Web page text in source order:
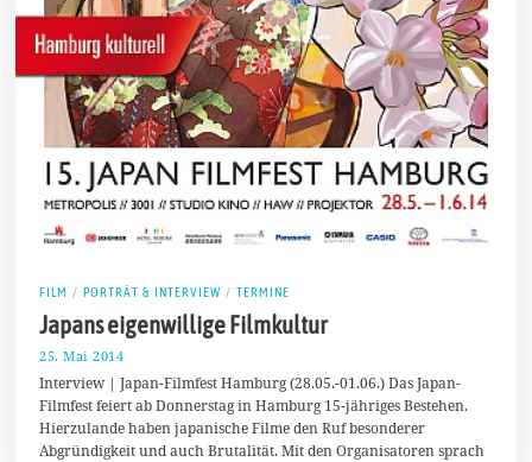
FILM / PORTRÄT & INTERVIEW / TERMINE
Japans eigenwillige Filmkultur
25. Mai 2014
.
J
u
n
i
Interview | Japan-Filmfest Hamburg (28.05.-01.06.) Das Japan-
Filmfest feiert ab Donnerstag in Hamburg 15-jähriges Bestehen.
Hierzulande haben japanische Filme den Ruf besonderer
Abgründigkeit und auch Brutalität. Mit den Organisatoren sprach